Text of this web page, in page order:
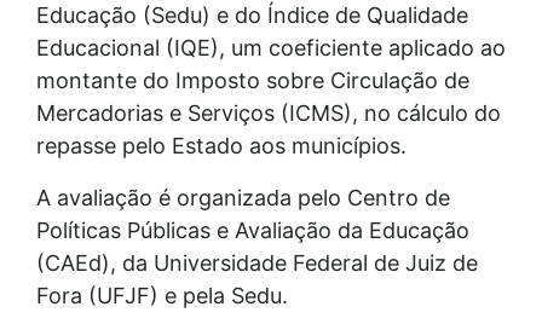
Educação (Sedu) e do Índice de Qualidade
Educacional (IQE), um coeficiente aplicado ao
montante do Imposto sobre Circulação de
Mercadorias e Serviços (ICMS), no cálculo do
repasse pelo Estado aos municípios.
A avaliação é organizada pelo Centro de
Políticas Públicas e Avaliação da Educação
(CAEd), da Universidade Federal de Juiz de
Fora (UFJF) e pela Sedu.